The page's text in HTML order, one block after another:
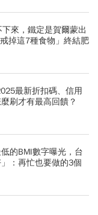
來，鐵定是賀爾蒙出
掉這7種食物」終結肥
最新折扣碼、信用
刷才有最高回饋？
的BMI數字曝光，台
：再忙也要做的3個